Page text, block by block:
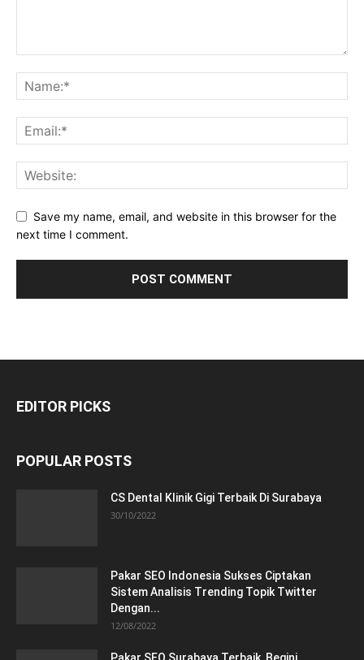
Save my name, email, and website in this browser for the
next time I comment.
EDITOR PICKS
POPULAR POSTS
CS Dental Klinik Gigi Terbaik Di Surabaya
30/10/2022
Pakar SEO Indonesia Sukses Ciptakan
Sistem Analisis Trending Topik Twitter
Dengan...
12/08/2022